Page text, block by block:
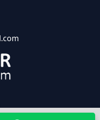
Hak Dilindungi.